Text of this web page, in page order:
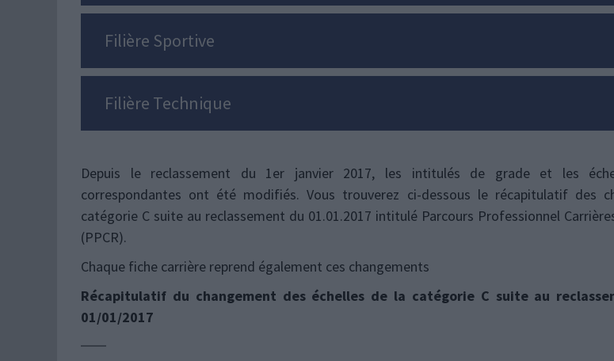
Filière Sportive
Filière Technique
Depuis le reclassement du 1er janvier 2017, les intitulés de grade et les
correspondantes ont été modifiés. Vous trouverez ci-dessous le récapitulatif des
catégorie C suite au reclassement du 01.01.2017 intitulé Parcours Professionnel
(PPCR).
Chaque fiche carrière reprend également ces changements
Récapitulatif du changement des échelles de la catégorie C suite au
01/01/2017